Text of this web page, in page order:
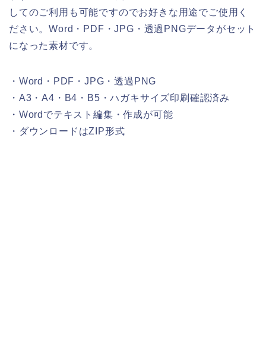
してのご利用も可能ですのでお好きな用途でご使用く
ださい。Word・PDF・JPG・透過PNGデータがセット
になった素材です。
・Word・PDF・JPG・透過PNG
・A3・A4・B4・B5・ハガキサイズ印刷確認済み
・Wordでテキスト編集・作成が可能
・ダウンロードはZIP形式